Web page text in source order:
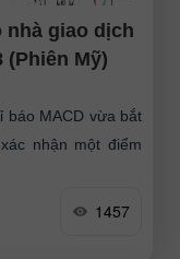
nhà giao dịch
(Phiên Mỹ)
báo MACD vừa bắt
nhận một điểm
1457